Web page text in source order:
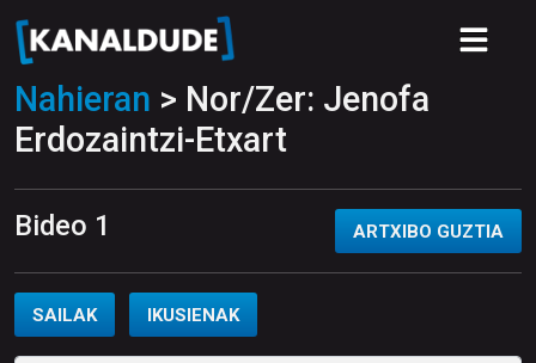
Nahieran > Nor/Zer: Jenofa
Erdozaintzi-Etxart
Bideo 1 ARTXIBO GUZTIA
SAILAK IKUSIENAK